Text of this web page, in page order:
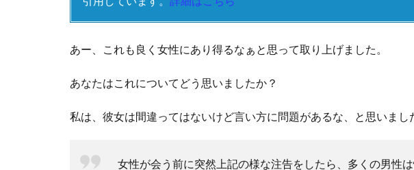
あー、これも良く女性にあり得るなぁと思って取り上げました。
あなたはこれについてどう思いましたか？
私は、彼女は間違ってはないけど言い方に問題があるな、と思いまし
女性が会う前に突然上記の様な注告をしたら、多くの男性